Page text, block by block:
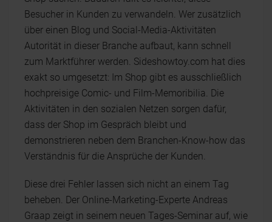
Besucher in Kunden zu verwandeln. Wer zusätzlich
über einen Blog und Social-Media-Aktivitäten
Autorität in dieser Branche aufbaut, kann schnell
zum Marktführer werden. Sideshowtoy.com hat dies
exakt so umgesetzt: Im Shop gibt es ausschließlich
hochpreisige Comic- und Film-Memoribilia. Die
Aktivitäten in den sozialen Netzen sorgen dafür,
dass der Shop im Gespräch bleibt und
demonstrieren neben dem Branchen-Know-how das
Verständnis für die Ansprüche der Kunden.
Diese drei Fehler lassen sich nicht an einem Tag
beheben. Der Online-Marketing-Experte Andreas
Graap zeigt in seinem neuen Tages-Seminar auf, wie